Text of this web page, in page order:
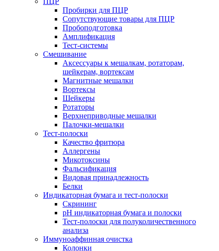
Пробирки для ПЦР
Сопутствующие товары для ПЦР
Пробоподготовка
Амплификация
Тест-системы
Смешивание
Аксессуары к мешалкам, ротаторам,
шейкерам, вортексам
Магнитные мешалки
Вортексы
Шейкеры
Ротаторы
Верхнеприводные мешалки
Палочки-мешалки
Тест-полоски
Качество фритюра
Аллергены
Микотоксины
Фальсификация
Видовая принадлежность
Белки
Индикаторная бумага и тест-полоски
Скрининг
pH индикаторная бумага и полоски
Тест-полоски для полуколичественного
анализа
Иммуноаффинная очистка
Колонки